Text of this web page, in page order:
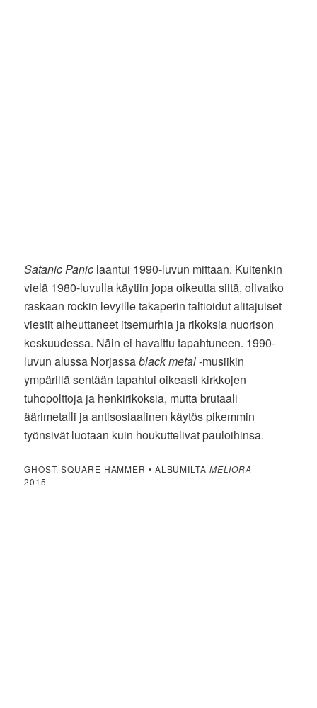
Satanic Panic laantui 1990-luvun mittaan. Kuitenkin
vielä 1980-luvulla käytiin jopa oikeutta siitä, olivatko
raskaan rockin levyille takaperin taltioidut alitajuiset
viestit aiheuttaneet itsemurhia ja rikoksia nuorison
keskuudessa. Näin ei havaittu tapahtuneen. 1990-
luvun alussa Norjassablack metal-musiikin
ympärillä sentään tapahtui oikeasti kirkkojen
tuhopolttoja ja henkirikoksia, mutta brutaali
äärimetalli ja antisosiaalinen käytös pikemmin
työnsivät luotaan kuin houkuttelivat pauloihinsa.
GHOST: SQUARE HAMMER • ALBUMILTA MELIORA
2015